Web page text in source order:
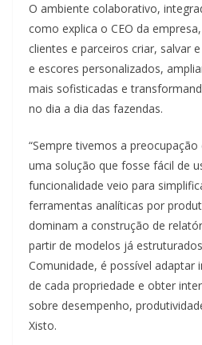
O ambiente colaborativo,
como explica o CEO da
clientes e parceiros criar, salvar
e escores personalizados,
mais sofisticadas e
no dia a dia das fazendas.
“Sempre tivemos a
uma solução que fosse fácil de
funcionalidade veio para
ferramentas analíticas por
dominam a construção de
partir de modelos já
Comunidade, é possível adaptar
de cada propriedade e obter
sobre desempenho,
Xisto.